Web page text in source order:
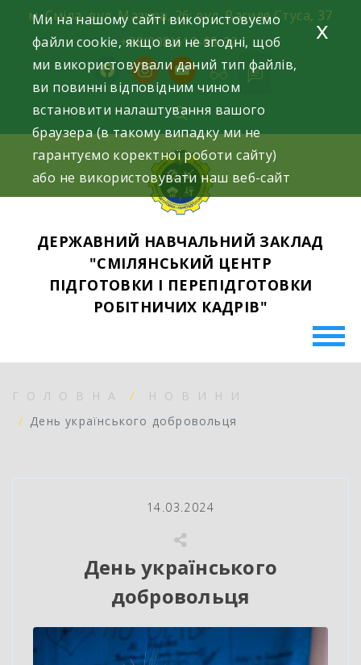
content
м. Сміла, вул. Мазура, 26; вул. Василя Стуса, 37
+38(098)612-69-32.
facebookinstagram
youtube
ДЕРЖАВНИЙ НАВЧАЛЬНИЙ ЗАКЛАД
"СМІЛЯНСЬКИЙ ЦЕНТР
ПІДГОТОВКИ І ПЕРЕПІДГОТОВКИ
РОБІТНИЧИХ КАДРІВ"
ГОЛОВНА
НОВИНИ
День українського добровольця
14.03.2024
День українського
добровольця
Ми на нашому сайті використовуємо
файли cookie, якщо ви не згодні, щоб
ми використовували даний тип файлів,
ви повинні відповідним чином
встановити налаштування вашого
браузера (в такому випадку ми не
гарантуємо коректної роботи сайту)
або не використовувати наш веб-сайт
x